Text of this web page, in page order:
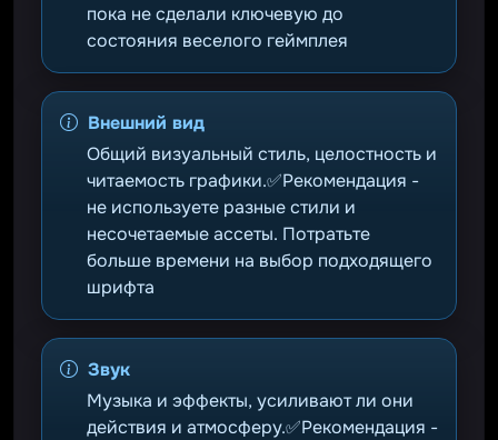
пока не сделали ключевую до
состояния веселого геймплея
Внешний вид
Общий визуальный стиль, целостность и
читаемость графики.✅Рекомендация -
не используете разные стили и
несочетаемые ассеты. Потратьте
больше времени на выбор подходящего
шрифта
Звук
Музыка и эффекты, усиливают ли они
действия и атмосферу.✅Рекомендация -